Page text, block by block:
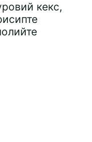
кекс,